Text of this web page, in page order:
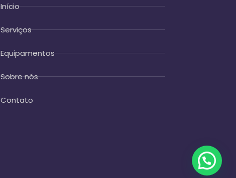
Início
Serviços
Equipamentos
Sobre nós
Contato